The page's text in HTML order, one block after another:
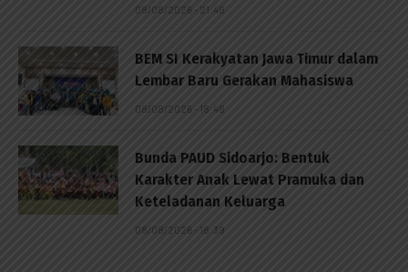
08/08/2026 - 21:48
BEM SI Kerakyatan Jawa Timur dalam
Lembar Baru Gerakan Mahasiswa
08/08/2026 - 18:48
Bunda PAUD Sidoarjo: Bentuk
Karakter Anak Lewat Pramuka dan
Keteladanan Keluarga
08/08/2026 - 18:39